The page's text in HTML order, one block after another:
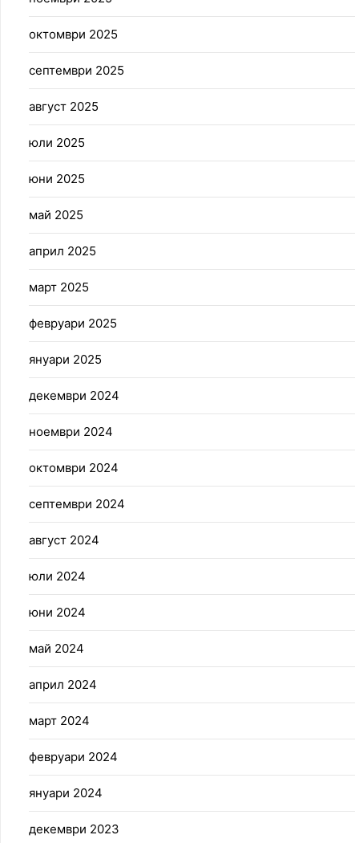
октомври 2025
септември 2025
август 2025
юли 2025
юни 2025
май 2025
април 2025
март 2025
февруари 2025
януари 2025
декември 2024
ноември 2024
октомври 2024
септември 2024
август 2024
юли 2024
юни 2024
май 2024
април 2024
март 2024
февруари 2024
януари 2024
декември 2023